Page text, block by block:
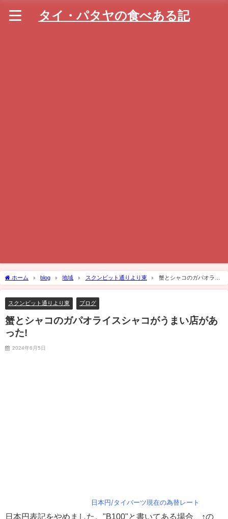
タイ・パタヤの食べある記
ホーム blog 地域 スクンビット通りより東
蟹とシャコのガパオライ
スシャコがうまい店があった!
スクンビット通りより東 ブログ
蟹とシャコのガパオライスシャコがうまい店があ
った!
2024年6月5日
日本円/タイバーツ現在の為替レート
日本円表記をやめました。"B100"と書いてある場合、↑の